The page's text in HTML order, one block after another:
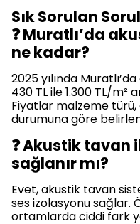
Sık Sorulan
❓ Muratlı’da
ne kadar?
2025 yılında
430 TL ile 1.300 TL/m²
Fiyatlar malzeme türü,
durumuna göre
❓ Akustik tavan
sağlanır mı?
Evet, akustik tavan
ses izolasyonu sağlar.
ortamlarda ciddi fark